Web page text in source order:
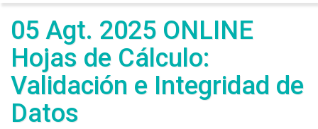
05 Agt. 2025 ONLINE
Hojas de Cálculo:
Validación e Integridad de
Datos